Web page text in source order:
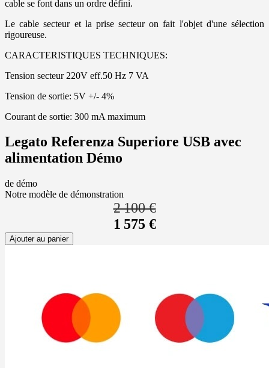
cable se font dans un ordre défini.
Le cable secteur et la prise secteur on fait l'objet d'une sélection
rigoureuse.
CARACTERISTIQUES TECHNIQUES:
Tension secteur 220V eff.50 Hz 7 VA
Tension de sortie: 5V +/- 4%
Courant de sortie: 300 mA maximum
Legato Referenza Superiore USB avec
alimentation Démo
de démo
Notre modèle de démonstration
2 100 €
1 575 €
Ajouter au panier